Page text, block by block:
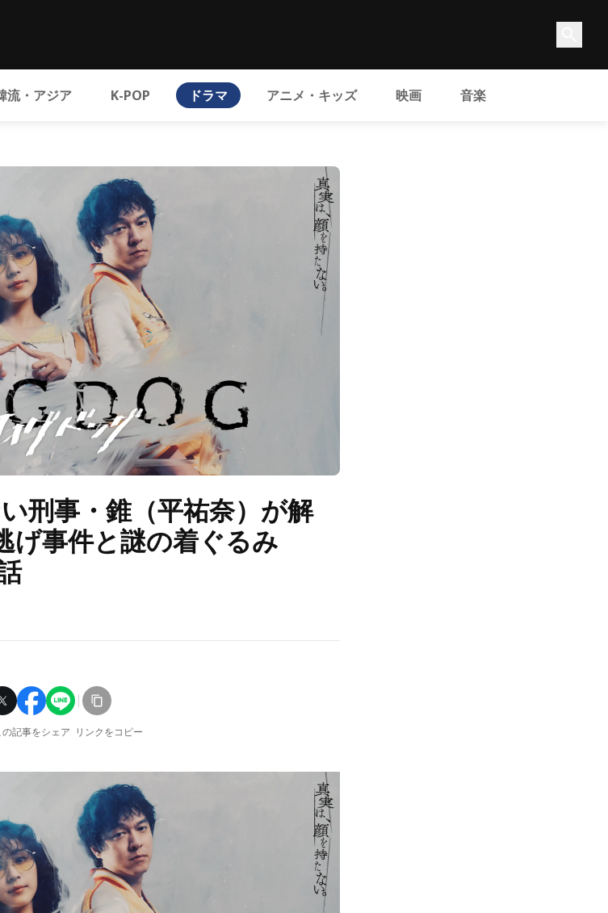
流・アジア K-POP ドラマ アニメ・キッズ 映画 音楽
刑事・錐（平祐奈）が解
げ事件と謎の着ぐるみ
の記事をシェア リンクをコピー